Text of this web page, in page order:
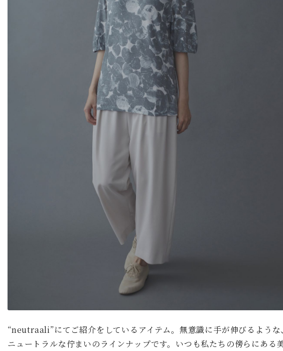
“neutraali”にてご紹介をしているアイテム。無意識に手が伸びるような、
ニュートラルな佇まいのラインナップです。いつも私たちの傍らにある